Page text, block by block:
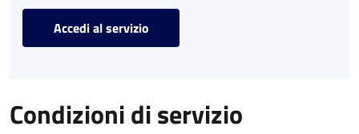
Accedi al servizio
Condizioni di servizio